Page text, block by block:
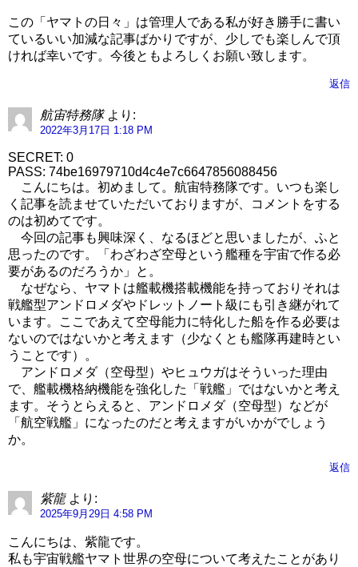
この「ヤマトの日々」は管理人である私が好き勝手に書い
ているいい加減な記事ばかりですが、少しでも楽しんで頂
ければ幸いです。今後ともよろしくお願い致します。
返信
航宙特務隊 より:
2022年3月17日 1:18 PM
SECRET: 0
PASS: 74be16979710d4c4e7c6647856088456
こんにちは。初めまして。航宙特務隊です。いつも楽し
く記事を読ませていただいておりますが、コメントをする
のは初めてです。
今回の記事も興味深く、なるほどと思いましたが、ふと
思ったのです。「わざわざ空母という艦種を宇宙で作る必
要があるのだろうか」と。
なぜなら、ヤマトは艦載機搭載機能を持っておりそれは
戦艦型アンドロメダやドレットノート級にも引き継がれて
います。ここであえて空母能力に特化した船を作る必要は
ないのではないかと考えます（少なくとも艦隊再建時とい
うことです）。
アンドロメダ（空母型）やヒュウガはそういった理由
で、艦載機格納機能を強化した「戦艦」ではないかと考え
ます。そうとらえると、アンドロメダ（空母型）などが
「航空戦艦」になったのだと考えますがいかがでしょう
か。
返信
紫龍 より:
2025年9月29日 4:58 PM
こんにちは、紫龍です。
私も宇宙戦艦ヤマト世界の空母について考えたことがあり